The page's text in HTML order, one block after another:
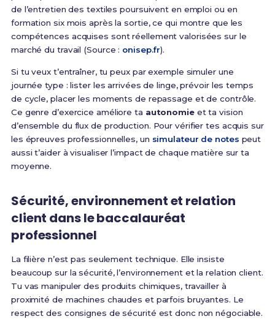
de l’entretien des textiles poursuivent en emploi ou en
formation six mois après la sortie, ce qui montre que les
compétences acquises sont réellement valorisées sur le
marché du travail (Source : onisep.fr).
Si tu veux t’entraîner, tu peux par exemple simuler une
journée type : lister les arrivées de linge, prévoir les temps
de cycle, placer les moments de repassage et de contrôle.
Ce genre d’exercice améliore ta autonomieet ta vision
d’ensemble du flux de production. Pour vérifier tes acquis sur
les épreuves professionnelles, un simulateur de notes peut
aussi t’aider à visualiser l’impact de chaque matière sur ta
moyenne.
Sécurité, environnement et relation
client dans le baccalauréat
professionnel
La filière n’est pas seulement technique. Elle insiste
beaucoup sur la sécurité, l’environnement et la relation client.
Tu vas manipuler des produits chimiques, travailler à
proximité de machines chaudes et parfois bruyantes. Le
respect des consignes de sécurité est donc non négociable.